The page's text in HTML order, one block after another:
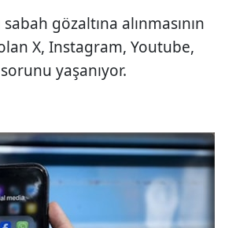
gözaltına alınmasının
X, Instagram, Youtube,
yaşanıyor.